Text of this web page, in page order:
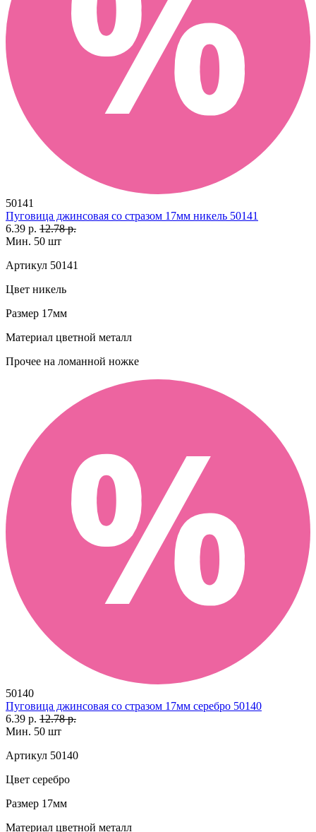
50141
Пуговица джинсовая со стразом 17мм никель 50141
6.39 р. 12.78 р.
Мин. 50 шт
Артикул 50141
Цвет никель
Размер 17мм
Материал цветной металл
Прочее на ломанной ножке
50140
Пуговица джинсовая со стразом 17мм серебро 50140
6.39 р. 12.78 р.
Мин. 50 шт
Артикул 50140
Цвет серебро
Размер 17мм
Материал цветной металл